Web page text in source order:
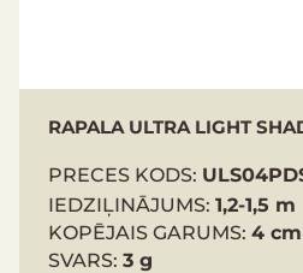
RAPALA ULTRA LIGHT
PRECES KODS:
IEDZIĻINĀJUMS: 1,2-1,5 m
KOPĒJAIS GARUMS: 4 cm
SVARS: 3 g